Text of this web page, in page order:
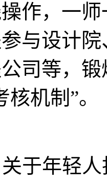
作，一
与设计
司等，
机制”。
于年轻